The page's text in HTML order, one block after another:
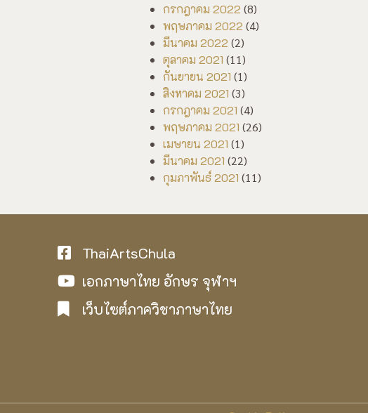
กรกฎาคม 2022 (8)
พฤษภาคม 2022 (4)
มีนาคม 2022 (2)
ตุลาคม 2021 (11)
กันยายน 2021 (1)
สิงหาคม 2021 (3)
กรกฎาคม 2021 (4)
พฤษภาคม 2021 (26)
เมษายน 2021 (1)
มีนาคม 2021 (22)
กุมภาพันธ์ 2021 (11)
ThaiArtsChula
เอกภาษาไทย อักษร จุฬาฯ
เว็บไซต์ภาควิชาภาษาไทย